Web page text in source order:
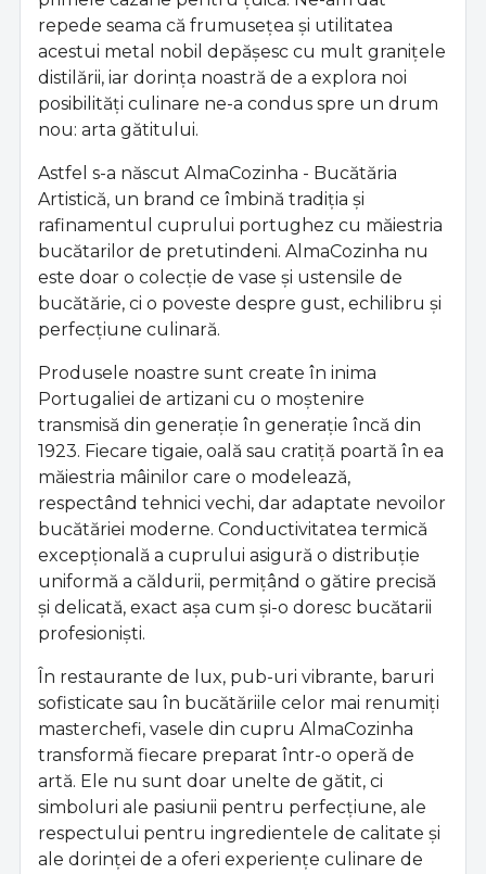
repede seama că frumusețea și utilitatea
acestui metal nobil depășesc cu mult granițele
distilării, iar dorința noastră de a explora noi
posibilități culinare ne-a condus spre un drum
nou: arta gătitului.
Astfel s-a născut AlmaCozinha - Bucătăria
Artistică, un brand ce îmbină tradiția și
rafinamentul cuprului portughez cu măiestria
bucătarilor de pretutindeni. AlmaCozinha nu
este doar o colecție de vase și ustensile de
bucătărie, ci o poveste despre gust, echilibru și
perfecțiune culinară.
Produsele noastre sunt create în inima
Portugaliei de artizani cu o moștenire
transmisă din generație în generație încă din
1923. Fiecare tigaie, oală sau cratiță poartă în ea
măiestria mâinilor care o modelează,
respectând tehnici vechi, dar adaptate nevoilor
bucătăriei moderne. Conductivitatea termică
excepțională a cuprului asigură o distribuție
uniformă a căldurii, permițând o gătire precisă
și delicată, exact așa cum și-o doresc bucătarii
profesioniști.
În restaurante de lux, pub-uri vibrante, baruri
sofisticate sau în bucătăriile celor mai renumiți
masterchefi, vasele din cupru AlmaCozinha
transformă fiecare preparat într-o operă de
artă. Ele nu sunt doar unelte de gătit, ci
simboluri ale pasiunii pentru perfecțiune, ale
respectului pentru ingredientele de calitate și
ale dorinței de a oferi experiențe culinare de